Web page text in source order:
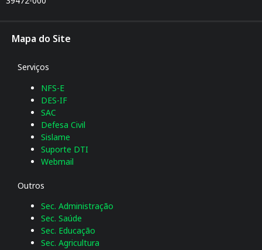
Mapa do Site
Serviços
NFS-E
DES-IF
SAC
Defesa Civil
Sislame
Suporte DTI
Webmail
Outros
Sec. Administração
Sec. Saúde
Sec. Educação
Sec. Agricultura